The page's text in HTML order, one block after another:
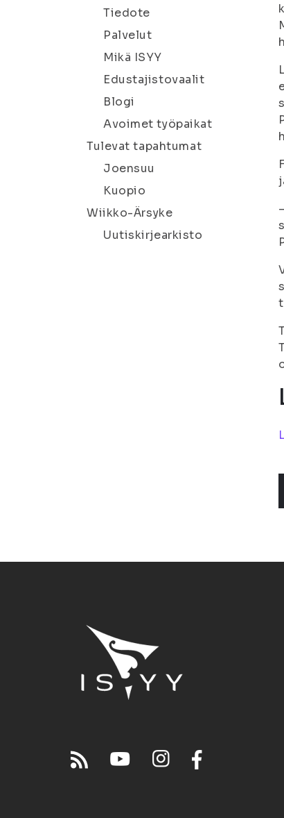
Tiedote
Palvelut
Mikä ISYY
Edustajistovaalit
Blogi
Avoimet työpaikat
Tulevat tapahtumat
Joensuu
Kuopio
Wiikko-Ärsyke
Uutiskirjearkisto